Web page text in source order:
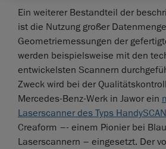
Ein weiterer Bestandteil der
ist die Nutzung großer
Geometriemessungen der
werden beispielsweise mit den
entwickelsten Scannern
Zweck wird bei der
Mercedes-Benz-Werk in Jawor ein
Laserscanner des Typs
Creaform –- einem Pionier bei
Laserscannern – eingesetzt. Der